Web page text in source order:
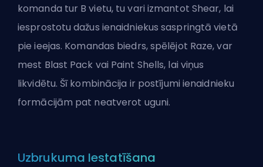
komanda tur B vietu, tu vari izmantot Shear, lai
iesprostotu dažus ienaidniekus saspringtā vietā
pie ieejas. Komandas biedrs, spēlējot Raze, var
mest Blast Pack vai Paint Shells, lai viņus
likvidētu. Šī kombinācija ir postījumi ienaidnieku
formācijām pat neatverot uguni.
Uzbrukuma Iestatīšana